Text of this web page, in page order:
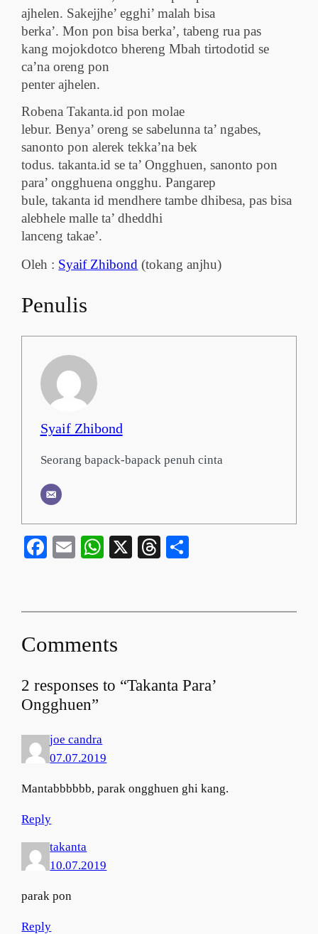
ajhelen. Sakejjhe’ egghi’ malah bisa
berka’. Mon pon bisa berka’, tabeng rua pas
kangmojokdotco bhereng Mbahtirtodotid se
ca’na oreng pon
penter ajhelen.
Robena Takanta.id pon molae
lebur. Benya’ oreng se sabelunna ta’ ngabes,
sanonto pon alerek tekka’na bek
todus. takanta.id se ta’ Ongghuen, sanonto pon
para’ ongghuena ongghu. Pangarep
bule, takanta id mendhere tambe dhibesa, pas bisa
alebhele malle ta’ dheddhi
lanceng takae’.
Oleh : Syaif Zhibond (tokang anjhu)
Penulis
Syaif Zhibond
Seorang bapack-bapack penuh cinta
Facebook
EmailWhatsApp
X Threads
Comments
2 responses to “Takanta Para’
Ongghuen”
joe candra
07.07.2019
Mantabbbbbb, parak ongghuen ghi kang.
Reply
takanta
10.07.2019
parak pon
Reply